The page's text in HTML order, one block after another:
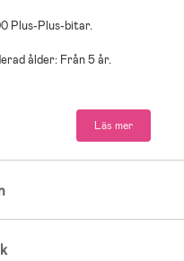
Plus-Plus-bitar.
ålder: Från 5 år.
Läs mer